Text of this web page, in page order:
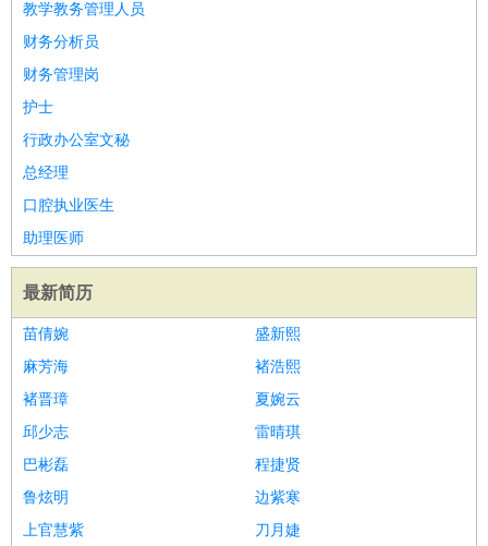
教学教务管理人员
财务分析员
财务管理岗
护士
行政办公室文秘
总经理
口腔执业医生
助理医师
最新简历
苗倩婉
盛新熙
麻芳海
褚浩熙
褚晋璋
夏婉云
邱少志
雷晴琪
巴彬磊
程捷贤
鲁炫明
边紫寒
上官慧紫
刀月婕